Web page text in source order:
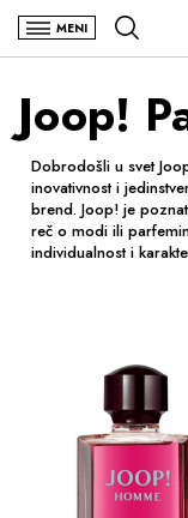
MENI
Joop!
Dobrodošli u svet
inovativnost i
brend. Joop! je
reč o modi ili
individualnost i